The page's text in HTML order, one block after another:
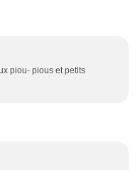
piou- pious et petits